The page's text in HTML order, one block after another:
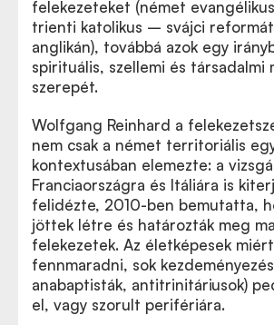
felekezeteket (német
trienti katolikus – svájci
anglikán), továbbá azok egy
spirituális, szellemi és társadalmi
szerepét.
Wolfgang Reinhard a
nem csak a német territoriális
kontextusában elemezte: a
Franciaországra és Itáliára is
felidézte, 2010-ben bemutatta,
jöttek létre és határozták meg
felekezetek. Az életképesek
fennmaradni, sok
anabaptisták, antitrinitáriusok)
el, vagy szorult perifériára.